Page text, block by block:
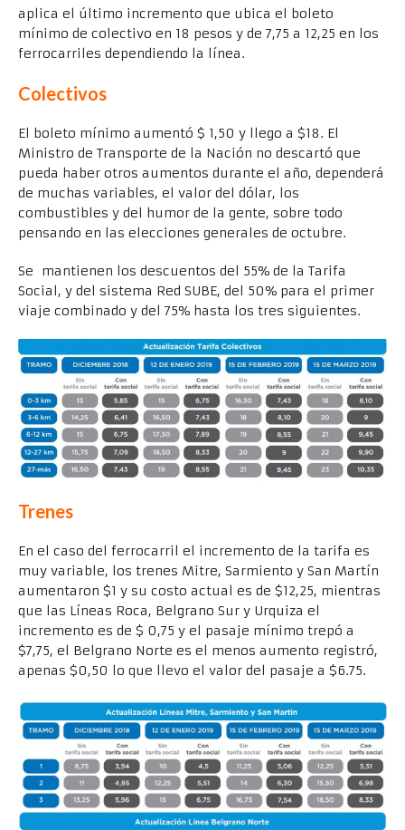
aplica el último incremento que ubica el boleto
mínimo de colectivo en 18 pesos y de 7,75 a 12,25 en los
ferrocarriles dependiendo la línea.
Colectivos
El boleto mínimo aumentó $ 1,50 y llego a $18. El
Ministro de Transporte de la Nación no descartó que
pueda haber otros aumentos durante el año, dependerá
de muchas variables, el valor del dólar, los
combustibles y del humor de la gente, sobre todo
pensando en las elecciones generales de octubre.
Se mantienen los descuentos del 55% de la Tarifa
Social, y del sistema Red SUBE, del 50% para el primer
viaje combinado y del 75% hasta los tres siguientes.
Trenes
En el caso del ferrocarril el incremento de la tarifa es
muy variable, los trenes Mitre, Sarmiento y San Martín
aumentaron $1 y su costo actual es de $12,25, mientras
que las Líneas Roca, Belgrano Sur y Urquiza el
incremento es de $ 0,75 y el pasaje mínimo trepó a
$7,75, el Belgrano Norte es el menos aumento registró,
apenas $0,50 lo que llevo el valor del pasaje a $6.75.